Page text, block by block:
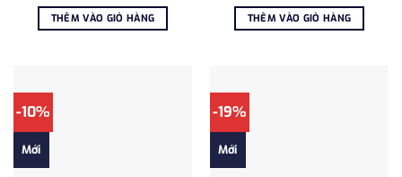
là:
590.000₫.
tại
THÊM VÀO GIỎ HÀNG là:
2.289.000₫.
THÊM VÀO GIỎ HÀNG
-10%
Mới
-19%
Mới